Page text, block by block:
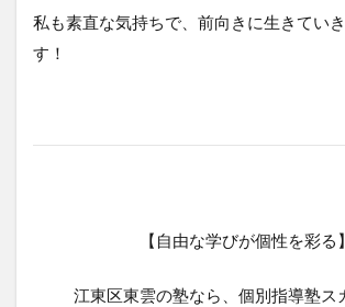
私も素直な気持ちで、前向きに生きてい
す！
【自由な学びが個性を彩る】
江東区東雲の塾なら、個別指導塾ス